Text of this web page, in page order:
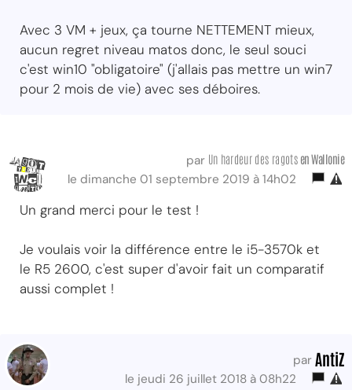
Avec 3 VM + jeux, ça tourne NETTEMENT mieux,
aucun regret niveau matos donc, le seul souci
c'est win10 "obligatoire" (j'allais pas mettre un win7
pour 2 mois de vie) avec ses déboires.
par Un hardeur des ragots en Wallonie
le dimanche 01 septembre 2019 à 14h02
Un grand merci pour le test !
Je voulais voir la différence entre le i5-3570k et
le R5 2600, c'est super d'avoir fait un comparatif
aussi complet !
par AntiZ
le jeudi 26 juillet 2018 à 08h22